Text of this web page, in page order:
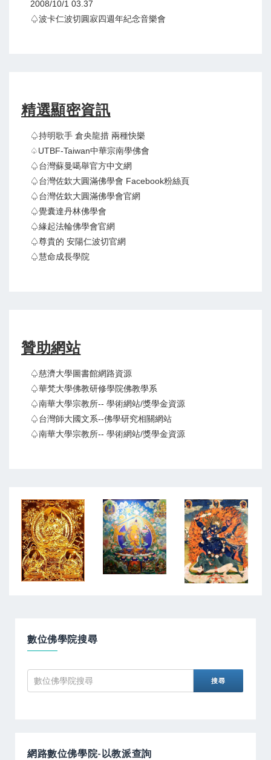
2008/10/1 03.37
♤波卡仁波切圓寂四週年紀念音樂會
精選顯密資訊
♤持明歌手 倉央龍措 兩種快樂
♤UTBF-Taiwan中華宗南學佛會
♤台灣蘇曼噶舉官方中文網
♤台灣佐欽大圓滿佛學會 Facebook粉絲頁
♤台灣佐欽大圓滿佛學會官網
♤覺囊達丹林佛學會
♤緣起法輪佛學會官網
♤尊貴的 安陽仁波切官網
♤慧命成長學院
贊助網站
♤慈濟大學圖書館網路資源
♤華梵大學佛教研修學院佛教學系
♤南華大學宗教所-- 學術網站/獎學金資源
♤台灣師大國文系--佛學研究相關網站
♤南華大學宗教所-- 學術網站/獎學金資源
數位佛學院搜尋
網路數位佛學院-以教派查詢